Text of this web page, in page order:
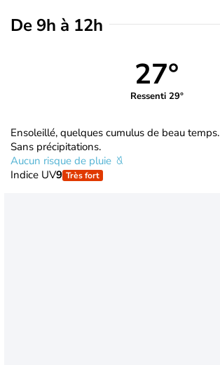
De 9h à 12h
27°
Ressenti 29°
Ensoleillé, quelques cumulus de beau temps.
Sans précipitations.
Aucun risque de pluie
Indice UV9 Très fort